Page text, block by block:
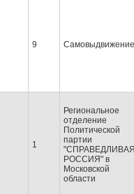
9 Самовыдвижение
1
Региональное
отделение
Политической
партии
"СПРАВЕДЛИВАЯ
РОССИЯ" в
Московской
области